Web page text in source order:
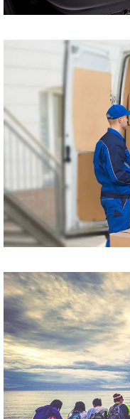
Wałcza z pod
drzwi do drzwi